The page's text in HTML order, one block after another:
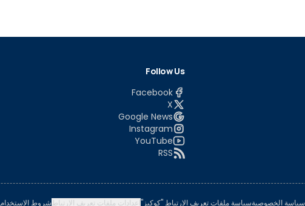
Follow Us
Facebook
X
Google News
Instagram
YouTube
RSS
سياسة الخصوصيةسياسة ملفات تعريف الارتباط "كوكيز"إعدادات ملفات تعريف الارتباطشروط الاستخدام